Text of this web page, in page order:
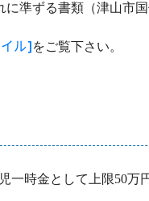
準ずる書類（津山市
ル]をご覧下さい。
時金として上限50万